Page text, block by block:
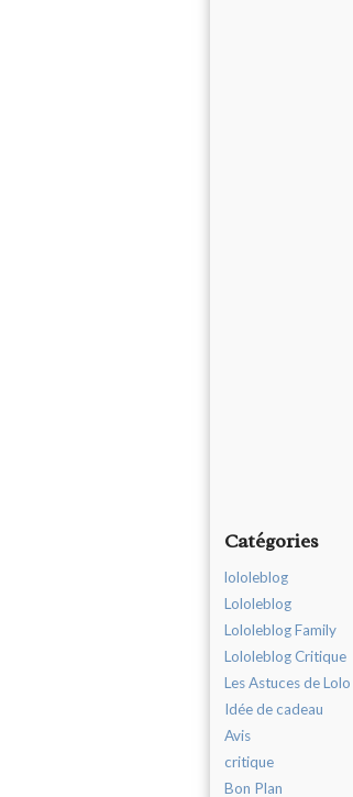
Catégories
lololeblog
Lololeblog
Lololeblog Family
Lololeblog Critique
Les Astuces de Lolo
Idée de cadeau
Avis
critique
Bon Plan